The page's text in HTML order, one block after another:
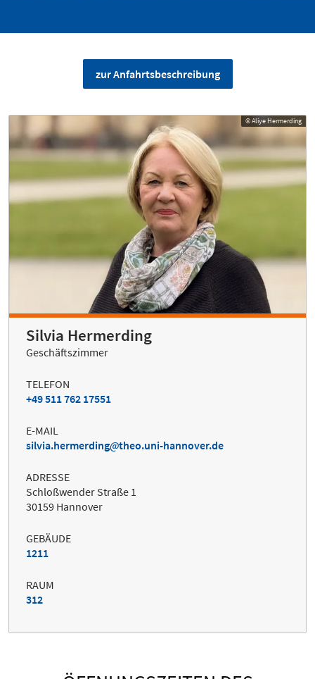
zur Anfahrtsbeschreibung
© Aliye Hermerding
Silvia Hermerding
Geschäftszimmer
TELEFON
+49 511 762 17551
E-MAIL
silvia.hermerding
theo.uni-hannover.de
ADRESSE
Schloßwender Straße 1
30159 Hannover
GEBÄUDE
1211
RAUM
312